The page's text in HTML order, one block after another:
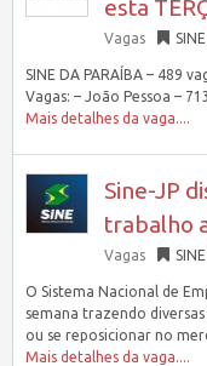
esta
Vagas SINE
SINE DA PARAÍBA – 489
Vagas: – João Pessoa –
Mais detalhes da vaga....
Sine-JP
trabalho
Vagas SINE
O Sistema Nacional de
semana trazendo
ou se reposicionar no
Mais detalhes da vaga....